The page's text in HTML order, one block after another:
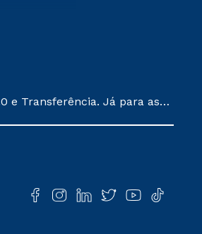
e Transferência. Já para as
contrato de prestação de